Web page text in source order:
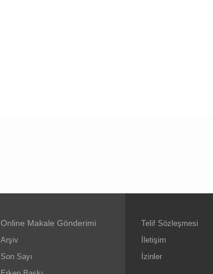
Online Makale Gönderimi
Arşiv
Son Sayı
Telif Sözleşmesi
İletişim
İzinler